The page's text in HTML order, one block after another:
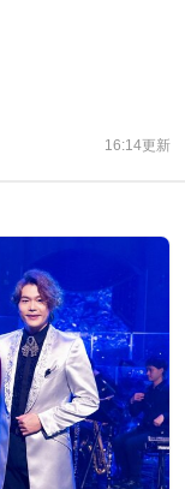
16:14更新